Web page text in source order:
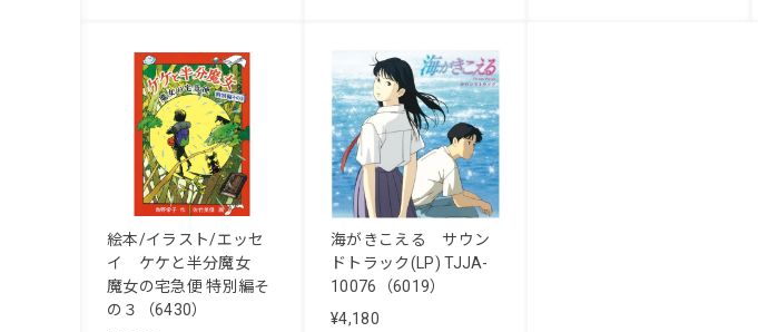
絵本/イラスト/エッセ
イ ケケと半分魔女
魔女の宅急便 特別編そ
の３（6430）
海がきこえる サウン
ドトラック(LP) TJJA-
10076（6019）
¥4,180